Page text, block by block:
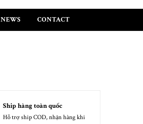
NEWS CONTACT
Ship hàng toàn quốc
Hỗ trợ ship COD, nhận hàng khi